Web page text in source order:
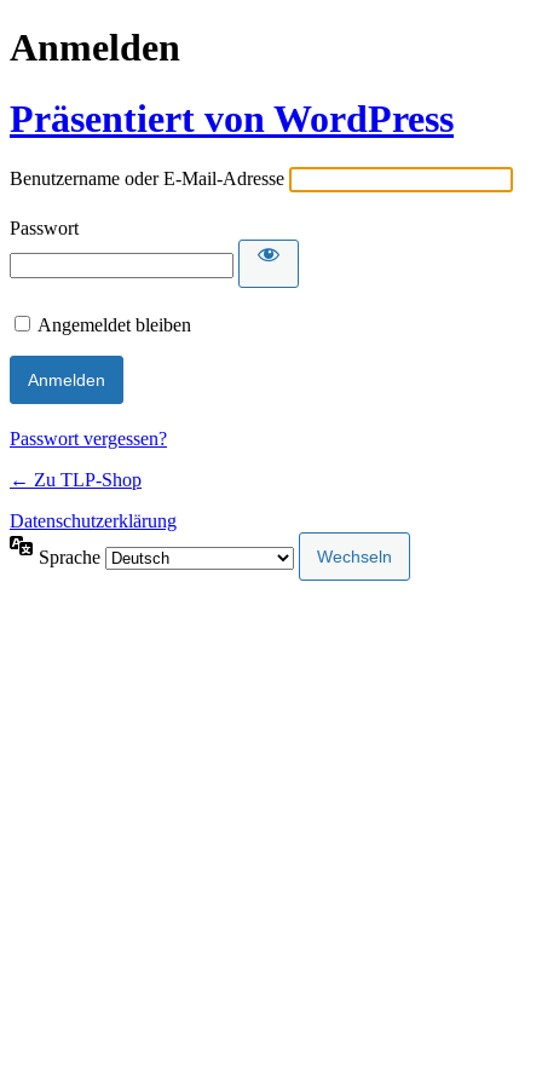
Anmelden
Präsentiert von WordPress
Benutzername oder E-Mail-Adresse
Passwort
Angemeldet bleiben
Passwort vergessen?
← Zu TLP-Shop
Datenschutzerklärung
Sprache